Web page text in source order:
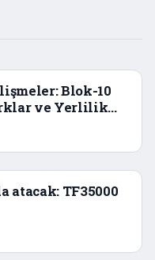
Blok-10
ve Yerlilik
atacak: TF35000